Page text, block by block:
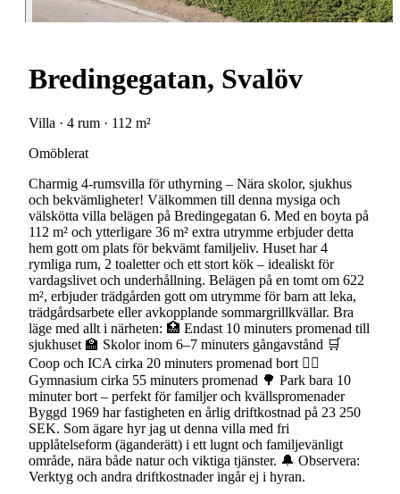
Bredingegatan, Svalöv
Villa · 4 rum · 112 m²
Omöblerat
Charmig 4-rumsvilla för uthyrning – Nära skolor, sjukhus
och bekvämligheter! Välkommen till denna mysiga och
välskötta villa belägen på Bredingegatan 6. Med en boyta på
112 m² och ytterligare 36 m² extra utrymme erbjuder detta
hem gott om plats för bekvämt familjeliv. Huset har 4
rymliga rum, 2 toaletter och ett stort kök – idealiskt för
vardagslivet och underhållning. Belägen på en tomt om 622
m², erbjuder trädgården gott om utrymme för barn att leka,
trädgårdsarbete eller avkopplande sommargrillkvällar. Bra
läge med allt i närheten: 🏥 Endast 10 minuters promenad till
sjukhuset 🏫 Skolor inom 6–7 minuters gångavstånd 🛒
Coop och ICA cirka 20 minuters promenad bort 🏋️‍♂️
Gymnasium cirka 55 minuters promenad 🌳 Park bara 10
minuter bort – perfekt för familjer och kvällspromenader
Byggd 1969 har fastigheten en årlig driftkostnad på 23 250
SEK. Som ägare hyr jag ut denna villa med fri
upplåtelseform (äganderätt) i ett lugnt och familjevänligt
område, nära både natur och viktiga tjänster. 🔔 Observera:
Verktyg och andra driftkostnader ingår ej i hyran.